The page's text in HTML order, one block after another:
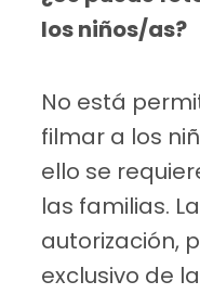
los niños/as?
No está
filmar a los
ello se
las familias.
autorización,
exclusivo de